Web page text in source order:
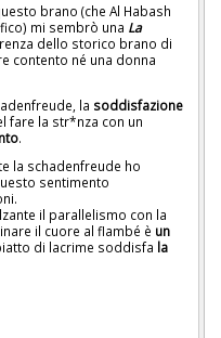
brano (che Al Habash
mi sembrò una La
dello storico brano di
contento né una donna
la soddisfazione
fare la str*nza con un
.
la schadenfreude ho
sentimento
il parallelismo con la
il cuore al flambé è un
di lacrime soddisfa la